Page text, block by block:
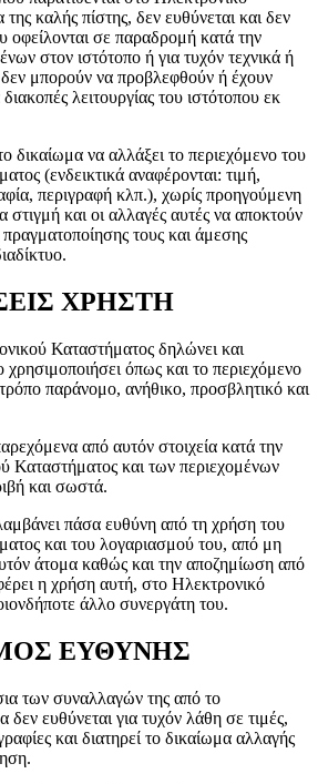
καλής πίστης, δεν ευθύνεται και δεν
οφείλονται σε παραδρομή κατά την
στον ιστότοπο ή για τυχόν τεχνικά ή
μπορούν να προβλεφθούν ή έχουν
λειτουργίας του ιστότοπου εκ
δικαίωμα να αλλάξει το περιεχόμενο του
(ενδεικτικά αναφέρονται: τιμή,
περιγραφή κλπ.), χωρίς προηγούμενη
και οι αλλαγές αυτές να αποκτούν
τους και άμεσης
ΧΡΗΣΤΗ
Καταστήματος δηλώνει και
χρησιμοποιήσει όπως και το περιεχόμενο
παράνομο, ανήθικο, προσβλητικό και
από αυτόν στοιχεία κατά την
Καταστήματος και των περιεχομένων
και σωστά.
πάσα ευθύνη από τη χρήση του
και του λογαριασμού του, από μη
άτομα καθώς και την αποζημίωση από
η χρήση αυτή, στο Ηλεκτρονικό
άλλο συνεργάτη του.
ΕΥΘΥΝΗΣ
των συναλλαγών της από το
ευθύνεται για τυχόν λάθη σε τιμές,
και διατηρεί το δικαίωμα αλλαγής